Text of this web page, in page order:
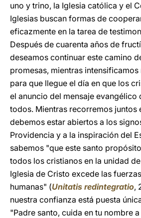
uno y trino, la Iglesia católica y el
Iglesias buscan formas de
eficazmente en la tarea de
Después de cuarenta años de
deseamos continuar este camino
promesas, mientras
para que llegue el día en que los
el anuncio del mensaje evangélico
todos. Mientras recorremos juntos
debemos estar abiertos a los
Providencia y a la inspiración del
sabemos "que este santo
todos los cristianos en la unidad
Iglesia de Cristo excede las
humanas" (Unitatis redintegratio,
nuestra confianza está puesta
"Padre santo, cuida en tu nombre